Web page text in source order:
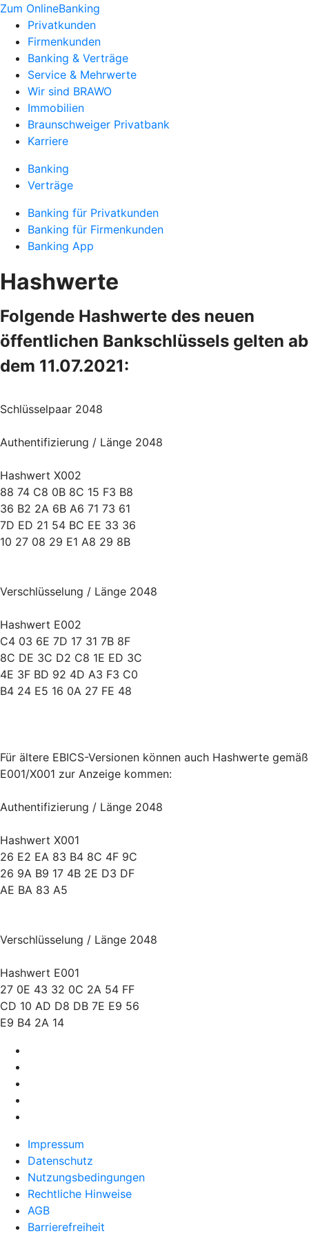
Zum OnlineBanking
Privatkunden
Firmenkunden
Banking & Verträge
Service & Mehrwerte
Wir sind BRAWO
Immobilien
Braunschweiger Privatbank
Karriere
Banking
Verträge
Banking für Privatkunden
Banking für Firmenkunden
Banking App
Hashwerte
Folgende Hashwerte des neuen
öffentlichen Bankschlüssels gelten ab
dem 11.07.2021:
Schlüsselpaar 2048
Authentifizierung / Länge 2048
Hashwert X002
88 74 C8 0B 8C 15 F3 B8
36 B2 2A 6B A6 71 73 61
7D ED 21 54 BC EE 33 36
10 27 08 29 E1 A8 29 8B
Verschlüsselung / Länge 2048
Hashwert E002
C4 03 6E 7D 17 31 7B 8F
8C DE 3C D2 C8 1E ED 3C
4E 3F BD 92 4D A3 F3 C0
B4 24 E5 16 0A 27 FE 48
Für ältere EBICS-Versionen können auch Hashwerte gemäß
E001/X001 zur Anzeige kommen:
Authentifizierung / Länge 2048
Hashwert X001
26 E2 EA 83 B4 8C 4F 9C
26 9A B9 17 4B 2E D3 DF
AE BA 83 A5
Verschlüsselung / Länge 2048
Hashwert E001
27 0E 43 32 0C 2A 54 FF
CD 10 AD D8 DB 7E E9 56
E9 B4 2A 14
Impressum
Datenschutz
Nutzungsbedingungen
Rechtliche Hinweise
AGB
Barrierefreiheit